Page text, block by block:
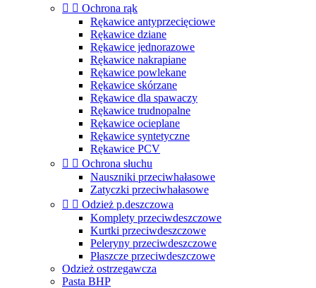
  Ochrona rąk
Rękawice antyprzecięciowe
Rękawice dziane
Rękawice jednorazowe
Rękawice nakrapiane
Rękawice powlekane
Rękawice skórzane
Rękawice dla spawaczy
Rękawice trudnopalne
Rękawice ocieplane
Rękawice syntetyczne
Rękawice PCV
  Ochrona słuchu
Nauszniki przeciwhałasowe
Zatyczki przeciwhałasowe
  Odzież p.deszczowa
Komplety przeciwdeszczowe
Kurtki przeciwdeszczowe
Peleryny przeciwdeszczowe
Płaszcze przeciwdeszczowe
Odzież ostrzegawcza
Pasta BHP